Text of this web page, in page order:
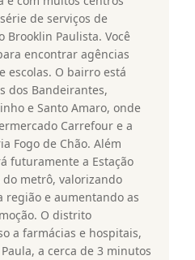
de serviços de
Brooklin Paulista. Você
encontrar agências
escolas. O bairro está
dos Bandeirantes,
e Santo Amaro, onde
Carrefour e a
Fogo de Chão. Além
futuramente a Estação
metrô, valorizando
região e aumentando as
O distrito
a farmácias e hospitais,
a cerca de 3 minutos